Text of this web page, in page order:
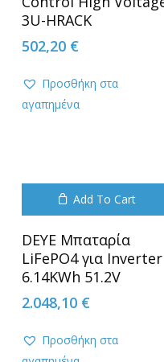
3U-HRACK
502,20 €
Προσθήκη στα
αγαπημένα
Add To Cart
DEYE Μπαταρία
LiFePO4 για Inverter
6.14KWh 51.2V
2.048,10 €
Προσθήκη στα